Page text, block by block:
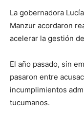
La gobernadora
Manzur acordaron
acelerar la gestión
El año pasado, sin
pasaron entre
incumplimientos
tucumanos.